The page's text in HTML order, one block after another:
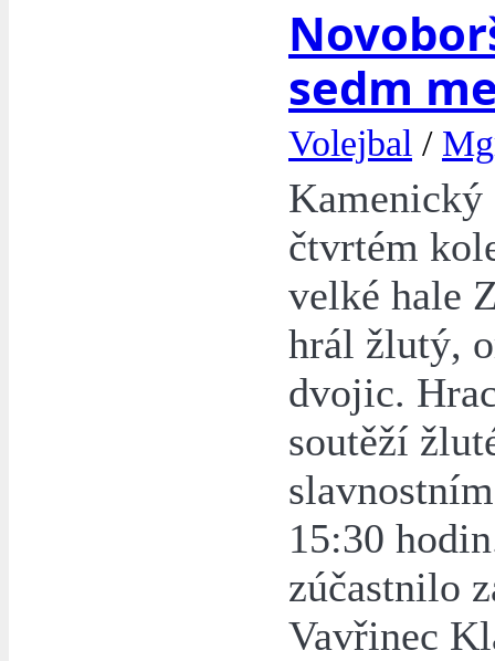
sedm
Volejbal /
Kamenický
čtvrtém
velké hale
hrál žlutý,
dvojic.
soutěží
15:30
zúčastnilo
Vavřinec